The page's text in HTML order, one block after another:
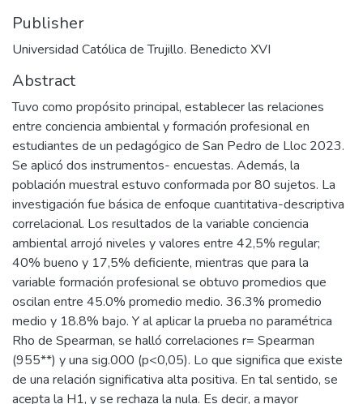
Publisher
Universidad Católica de Trujillo. Benedicto XVI
Abstract
Tuvo como propósito principal, establecer las relaciones
entre conciencia ambiental y formación profesional en
estudiantes de un pedagógico de San Pedro de Lloc 2023.
Se aplicó dos instrumentos- encuestas. Además, la
población muestral estuvo conformada por 80 sujetos. La
investigación fue básica de enfoque cuantitativa-descriptiva
correlacional. Los resultados de la variable conciencia
ambiental arrojó niveles y valores entre 42,5% regular;
40% bueno y 17,5% deficiente, mientras que para la
variable formación profesional se obtuvo promedios que
oscilan entre 45.0% promedio medio. 36.3% promedio
medio y 18.8% bajo. Y al aplicar la prueba no paramétrica
Rho de Spearman, se halló correlaciones r= Spearman
(955**) y una sig.000 (p<0,05). Lo que significa que existe
de una relación significativa alta positiva. En tal sentido, se
acepta la H1, y se rechaza la nula. Es decir, a mayor